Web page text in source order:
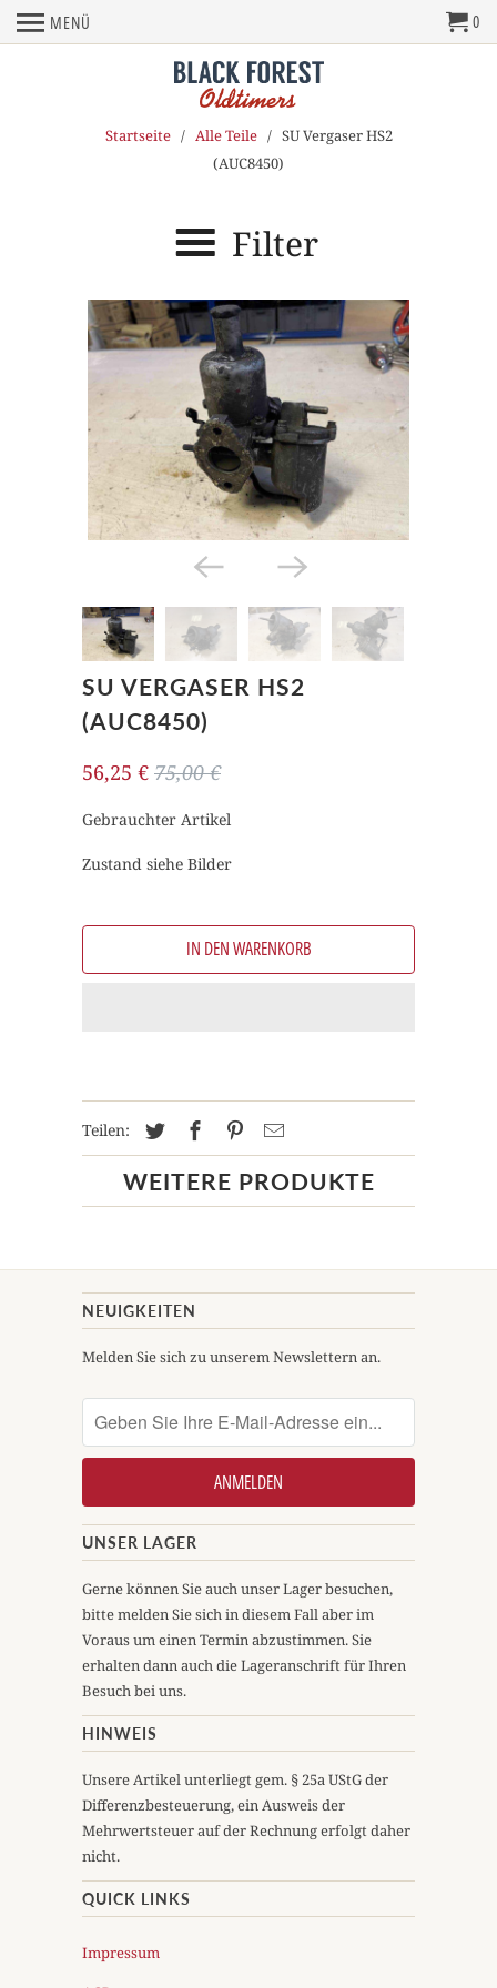
MENÜ 0
Startseite/ Alle Teile/ SU Vergaser HS2
(AUC8450)
Filter
SU VERGASER HS2
(AUC8450)
56,25 € 75,00 €
Gebrauchter Artikel
Zustand siehe Bilder
IN DEN WARENKORB
Teilen:
WEITERE PRODUKTE
NEUIGKEITEN
Melden Sie sich zu unserem Newslettern an.
UNSER LAGER
Gerne können Sie auch unser Lager besuchen,
bitte melden Sie sich in diesem Fall aber im
Voraus um einen Termin abzustimmen. Sie
erhalten dann auch die Lageranschrift für Ihren
Besuch bei uns.
HINWEIS
Unsere Artikel unterliegt gem. § 25a UStG der
Differenzbesteuerung, ein Ausweis der
Mehrwertsteuer auf der Rechnung erfolgt daher
nicht.
QUICK LINKS
Impressum